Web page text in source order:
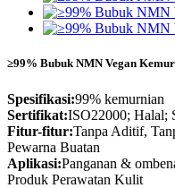
≥99% Bubuk NMN Vegan
Spesifikasi:99% kemurnian
Sertifikat:ISO22000; Halal;
Fitur-fitur:Tanpa Aditif,
Pewarna Buatan
Aplikasi:Panganan &
Produk Perawatan Kulit